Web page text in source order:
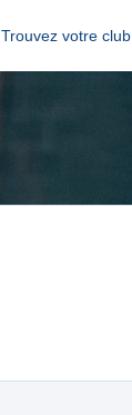
Trouvez votre club